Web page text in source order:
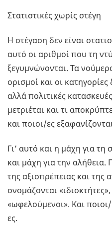
Στατιστικές χωρίς στέγη
Η στέγαση δεν είναι
αυτό οι αριθμοί που τη
ξεγυμνώνονται. Τα
ορισμοί και οι κατηγορίες
αλλά πολιτικές
μετριέται και τι
και ποιοι/ες
Γι’ αυτό και η μάχη για τη
και μάχη για την αλήθεια.
της αξιοπρέπειας και της
ονομάζονται
«ωφελούμενοι». Και
ες.